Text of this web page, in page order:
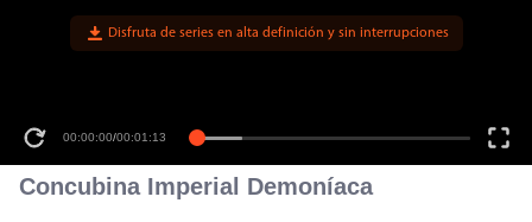
Disfruta de series en alta definición y sin interrupciones
00:00:00/00:01:13
Concubina Imperial Demoníaca